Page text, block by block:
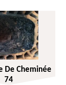
De Cheminée
74